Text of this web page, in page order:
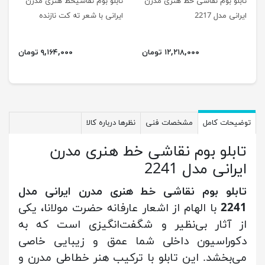
ایرانی مدل 2217
۱۲,۲۱۸,۰۰۰ تومان
ایرانی با شعر ته کت نازنده
۹,۱۶۴,۰۰۰ تومان
توضیحات کامل مشخصات فنی نظرها درباره کالا
تابلو بوم نقاشی خط هنری مدرن
ایرانی مدل 2241
تابلو بوم نقاشی خط هنری مدرن ایرانی مدل
2241 با الهام از اشعار عارفانه حضرت مولانا، یکی
از آثار بی‌نظیر و شگفت‌انگیزی است که به
دکوراسیون داخلی شما عمق و زیبایی خاصی
می‌بخشد. این تابلو با ترکیب هنر خطاطی مدرن و